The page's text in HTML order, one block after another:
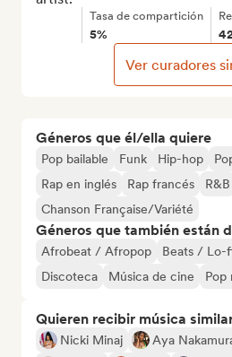
Géneros que él/ella quiere
Pop bailable Funk Hip-hop
Rap en inglés
Rap francés R&B
Chanson Française/Variété
Géneros que también están
Afrobeat / Afropop Beats / Lo-
Discoteca
Música de cine Pop
Quieren recibir música
Nicki Minaj Aya
Tasa de compartición
5%
Ver curadores